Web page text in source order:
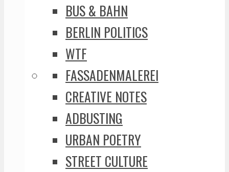
BUS & BAHN
BERLIN POLITICS
WTF
FASSADENMALEREI
CREATIVE NOTES
ADBUSTING
URBAN POETRY
STREET CULTURE